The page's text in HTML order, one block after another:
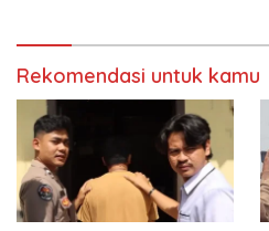
Rekomendasi untuk kamu